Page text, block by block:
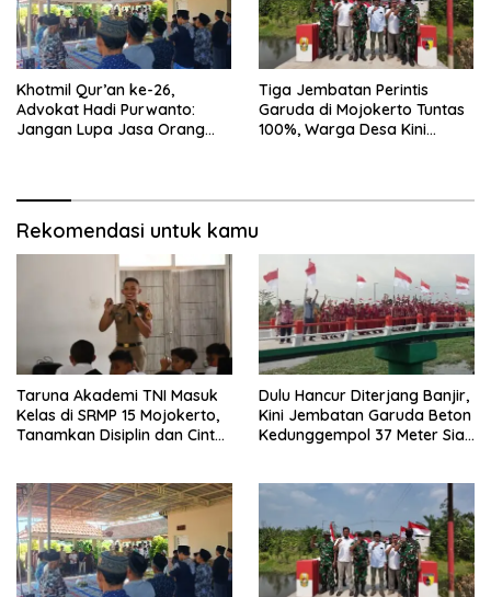
Khotmil Qur’an ke-26,
Advokat Hadi Purwanto:
Jangan Lupa Jasa Orang
Tiga Jembatan Perintis
Garuda di Mojokerto Tuntas
100%, Warga Desa Kini
Rekomendasi untuk kamu
Taruna Akademi TNI Masuk
Kelas di SRMP 15 Mojokerto,
Tanamkan Disiplin dan Cinta
Dulu Hancur Diterjang Banjir,
Kini Jembatan Garuda Beton
Kedunggempol 37 Meter Siap